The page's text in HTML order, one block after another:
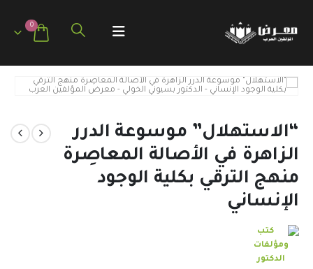
0
“الاستهلال” موسوعة الدرر
الزاهرة في الأصالة المعاصِرة
منهج الترقي بكلية الوجود
الإنساني